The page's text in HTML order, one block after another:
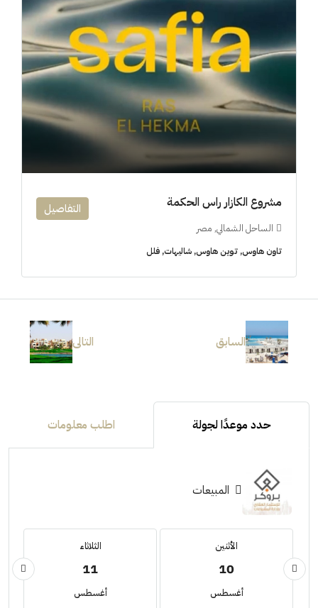
مشروع الكازار راس الحكمة
الساحل الشمالي, مصر
تاون هاوس, توين هاوس, شاليهات, فلل
التفاصيل
السابق التالى
حدد موعدًا لجولة اطلب معلومات
المبيعات
الأثنين
10
أغسطس
الثلاثاء
11
أغسطس